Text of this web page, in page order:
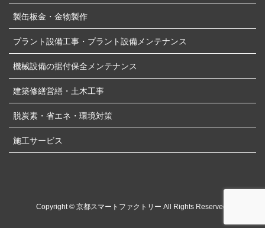
製缶板金・金物製作
プラント設備工事・プラント設備メンテナンス
機械設備の据付保全メンテナンス
建築修繕営繕・土木工事
脱炭素・省エネ・環境対策
施工サービス
Copyright © 京都スマートファクトリー All Rights Reserved.